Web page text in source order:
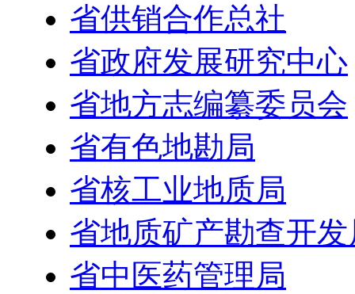
省供销合作总社
省政府发展研究中心
省地方志编纂委员会
省有色地勘局
省核工业地质局
省地质矿产勘查开发
省中医药管理局